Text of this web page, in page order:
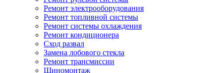
Ремонт электрооборудования
Ремонт топливной системы
Ремонт системы охлаждения
Ремонт кондиционера
Сход развал
Замена лобового стекла
Ремонт трансмиссии
Шиномонтаж